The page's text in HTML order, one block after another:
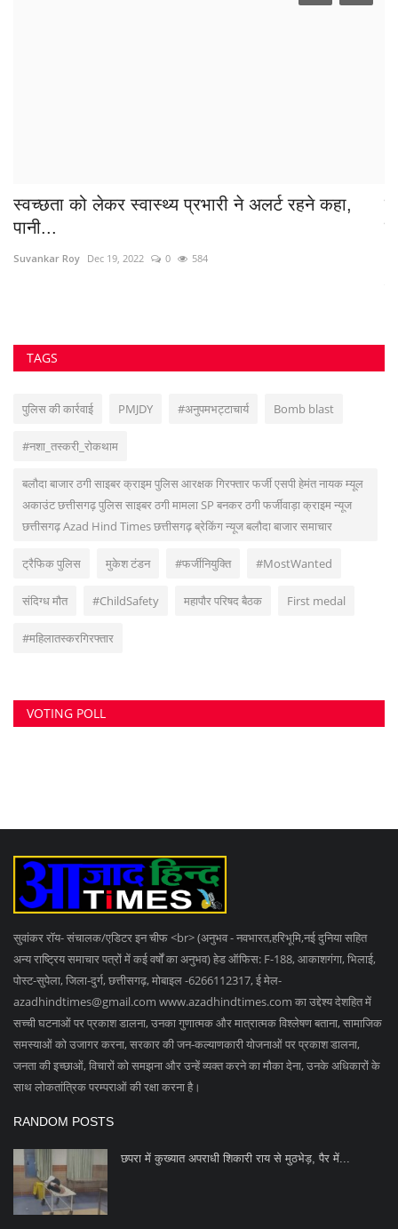
स्वच्छता को लेकर स्वास्थ्य प्रभारी ने अलर्ट रहने कहा,
पानी...
Suvankar Roy Dec 19, 2022 0 584
TAGS
पुलिस की कार्रवाई PMJDY #अनुपमभट्टाचार्य Bomb blast
#नशा_तस्करी_रोकथाम
बलौदा बाजार ठगी साइबर क्राइम पुलिस आरक्षक गिरफ्तार फर्जी एसपी हेमंत नायक म्यूल
अकाउंट छत्तीसगढ़ पुलिस साइबर ठगी मामला SP बनकर ठगी फर्जीवाड़ा क्राइम न्यूज
छत्तीसगढ़ Azad Hind Times छत्तीसगढ़ ब्रेकिंग न्यूज बलौदा बाजार समाचार
ट्रैफिक पुलिस मुकेश टंडन #फर्जीनियुक्ति #MostWanted
संदिग्ध मौत #ChildSafety महापौर परिषद बैठक First medal
#महिलातस्करगिरफ्तार
VOTING POLL
सुवांकर रॉय- संचालक/एडिटर इन चीफ <br> (अनुभव - नवभारत,हरिभूमि,नई दुनिया सहित
अन्य राष्ट्रिय समाचार पत्रों में कई वर्षों का अनुभव) हेड ऑफिस: F-188, आकाशगंगा, भिलाई,
पोस्ट-सुपेला, जिला-दुर्ग, छत्तीसगढ़, मोबाइल -6266112317, ई मेल-
azadhindtimes@gmail.com www.azadhindtimes.com का उद्देश्य देशहित में
सच्ची घटनाओं पर प्रकाश डालना, उनका गुणात्मक और मात्रात्मक विश्लेषण बताना, सामाजिक
समस्याओं को उजागर करना, सरकार की जन-कल्याणकारी योजनाओं पर प्रकाश डालना,
जनता की इच्छाओं, विचारों को समझना और उन्हें व्यक्त करने का मौका देना, उनके अधिकारों के
साथ लोकतांत्रिक परम्पराओं की रक्षा करना है।
RANDOM POSTS
छपरा में कुख्यात अपराधी शिकारी राय से मुठभेड़, पैर में...